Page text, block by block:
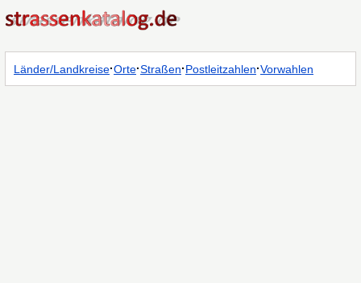
Länder/Landkreise·Orte·Straßen·Postleitzahlen·Vorwahlen